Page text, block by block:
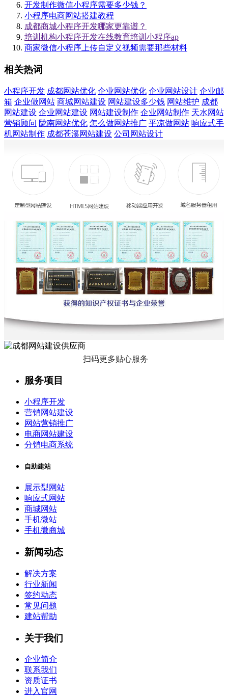
开发制作微信小程序需要多少钱？
小程序电商网站搭建教程
成都商城小程序开发哪家更靠谱？
培训机构小程序开发在线教育培训小程序ap
商家微信小程序上传自定义视频需要那些材料
相关热词
小程序开发 成都网站优化 企业网站优化 企业网站设计 企业邮
箱 企业做网站 商城网站建设 网站建设多少钱 网站维护 成都
网站建设 企业网站建设 网站建设制作 企业网站制作 天水网站
营销顾问 陇南网站优化 怎么做网站推广 平凉做网站 响应式手
机网站制作 成都苍溪网站建设 公司网站设计
扫码更多贴心服务
服务项目
小程序开发
营销网站建设
网站营销推广
电商网站建设
分销电商系统
自助建站
展示型网站
响应式网站
商城网站
手机微站
手机微商城
新闻动态
解决方案
行业新闻
签约动态
常见问题
建站帮助
关于我们
企业简介
联系我们
资质证书
进入官网